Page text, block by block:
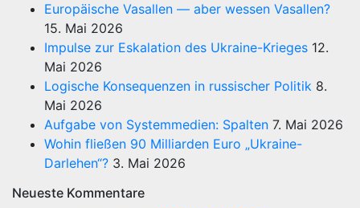
Europäische Vasallen — aber wessen Vasallen?
15. Mai 2026
Impulse zur Eskalation des Ukraine-Krieges 12.
Mai 2026
Logische Konsequenzen in russischer Politik 8.
Mai 2026
Aufgabe von Systemmedien: Spalten 7. Mai 2026
Wohin fließen 90 Milliarden Euro „Ukraine-
Darlehen“? 3. Mai 2026
Neueste Kommentare